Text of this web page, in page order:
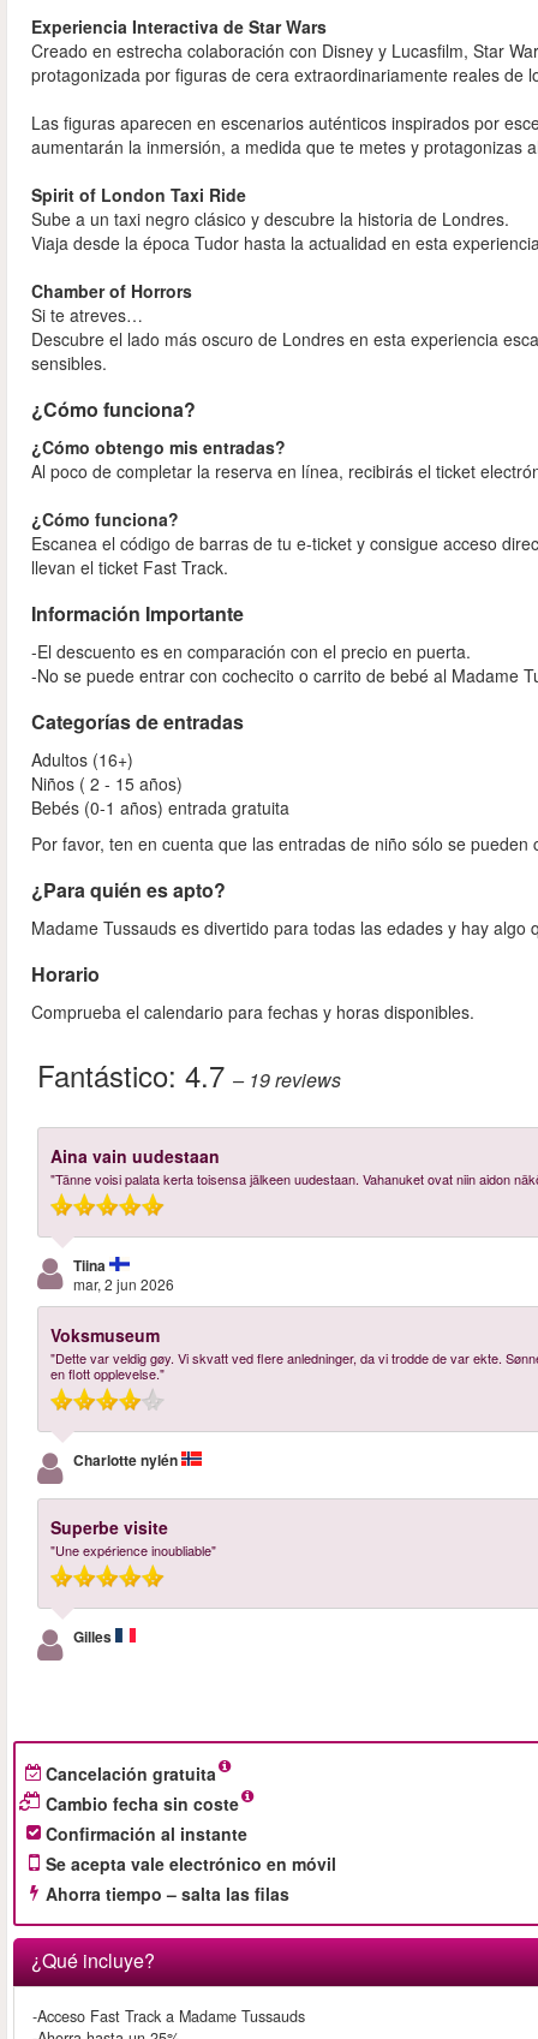
Experiencia Interactiva de Star Wars
Creado en estrecha colaboración con Disney y Lucasfilm, Star
protagonizada por figuras de cera extraordinariamente reales de
Las figuras aparecen en escenarios auténticos inspirados por
aumentarán la inmersión, a medida que te metes y protagonizas
Spirit of London Taxi Ride
Sube a un taxi negro clásico y descubre la historia de Londres.
Viaja desde la época Tudor hasta la actualidad en esta
Chamber of Horrors
Si te atreves…
Descubre el lado más oscuro de Londres en esta experiencia
sensibles.
¿Cómo funciona?
¿Cómo obtengo mis entradas?
Al poco de completar la reserva en línea, recibirás el ticket
¿Cómo funciona?
Escanea el código de barras de tu e-ticket y consigue acceso
llevan el ticket Fast Track.
Información Importante
-El descuento es en comparación con el precio en puerta.
-No se puede entrar con cochecito o carrito de bebé al Madame
Categorías de entradas
Adultos (16+)
Niños ( 2 - 15 años)
Bebés (0-1 años) entrada gratuita
Por favor, ten en cuenta que las entradas de niño sólo se
¿Para quién es apto?
Madame Tussauds es divertido para todas las edades y hay algo
Horario
Comprueba el calendario para fechas y horas disponibles.
Fantástico: 4.7 – 19reviews
Aina vain uudestaan
"Tänne voisi palata kerta toisensa jälkeen uudestaan. Vahanuket ovat niin aidon
Tiina
mar, 2 jun 2026
Voksmuseum
"Dette var veldig gøy. Vi skvatt ved flere anledninger, da vi trodde de var ekte.
en flott opplevelse."
Charlotte nylén
Superbe visite
"Une expérience inoubliable"
Gilles
Cancelación gratuita
Cambio fecha sin coste
Confirmación al instante
Se acepta vale electrónico en móvil
Ahorra tiempo – salta las filas
¿Qué incluye?
-Acceso Fast Track a Madame Tussauds